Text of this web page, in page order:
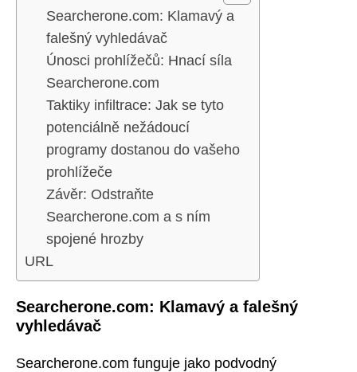
Searcherone.com: Klamavý a
falešný vyhledávač
Únosci prohlížečů: Hnací síla
Searcherone.com
Taktiky infiltrace: Jak se tyto
potenciálně nežádoucí
programy dostanou do vašeho
prohlížeče
Závěr: Odstraňte
Searcherone.com a s ním
spojené hrozby
URL
Searcherone.com: Klamavý a falešný
vyhledávač
Searcherone.com funguje jako podvodný